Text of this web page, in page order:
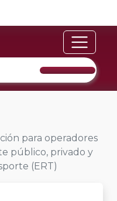
para operadores
público, privado y
(ERT)